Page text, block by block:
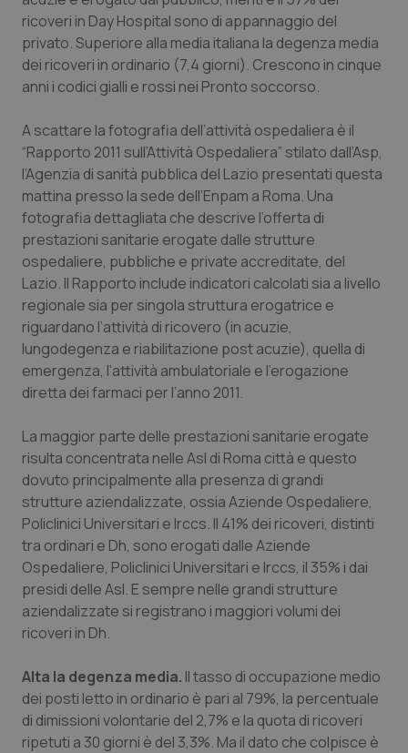
Lazio
Liguria
Marche
Molise
Piemonte
Provincia Autonoma di Bolzano
Provincia Autonoma di Trento
Puglia
Sardegna
Sicilia
Toscana
Umbria
Valle D’Aosta
Veneto
Diabete & glucometri
Disturbi dell’umore
Donna & Salute
Epatiti
HIV
Infezioni & Febbre
Ipertensione & Scompenso
Malattie rare
Malattia di Crohn & Rettocolite Ulcerosa
Neuroscienze & patologie neurodegenerative
Obesità
Oftalmologia
Oncodermatologia
Oncoematologia
Oncologia & Nutrizione
ricoveri in Day Hospital sono di appannaggio del
privato. Superiore alla media italiana la degenza media
dei ricoveri in ordinario (7,4 giorni). Crescono in cinque
anni i codici gialli e rossi nei Pronto soccorso.
A scattare la fotografia dell’attività ospedaliera è il
“Rapporto 2011 sull’Attività Ospedaliera” stilato dall’Asp,
l’Agenzia di sanità pubblica del Lazio presentati questa
mattina presso la sede dell’Enpam a Roma. Una
fotografia dettagliata che descrive l’offerta di
prestazioni sanitarie erogate dalle strutture
ospedaliere, pubbliche e private accreditate, del
Lazio. Il Rapporto include indicatori calcolati sia a livello
regionale sia per singola struttura erogatrice e
riguardano l’attività di ricovero (in acuzie,
lungodegenza e riabilitazione post acuzie), quella di
emergenza, l’attività ambulatoriale e l’erogazione
diretta dei farmaci per l’anno 2011.
La maggior parte delle prestazioni sanitarie erogate
risulta concentrata nelle Asl di Roma città e questo
dovuto principalmente alla presenza di grandi
strutture aziendalizzate, ossia Aziende Ospedaliere,
Policlinici Universitari e Irccs. Il 41% dei ricoveri, distinti
tra ordinari e Dh, sono erogati dalle Aziende
Ospedaliere, Policlinici Universitari e Irccs, il 35% i dai
presidi delle Asl. E sempre nelle grandi strutture
aziendalizzate si registrano i maggiori volumi dei
ricoveri in Dh.
Alta la degenza media. Il tasso di occupazione medio
dei posti letto in ordinario è pari al 79%, la percentuale
di dimissioni volontarie del 2,7% e la quota di ricoveri
ripetuti a 30 giorni è del 3,3%. Ma il dato che colpisce è